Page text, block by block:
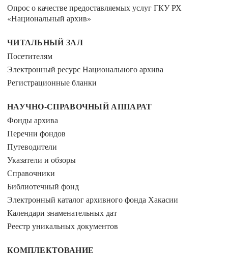
Опрос о качестве предоставляемых услуг ГКУ РХ
«Национальный архив»
ЧИТАЛЬНЫЙ ЗАЛ
Посетителям
Электронный ресурс Национального архива
Регистрационные бланки
НАУЧНО-СПРАВОЧНЫЙ АППАРАТ
Фонды архива
Перечни фондов
Путеводители
Указатели и обзоры
Справочники
Библиотечный фонд
Электронный каталог архивного фонда Хакасии
Календари знаменательных дат
Реестр уникальных документов
КОМПЛЕКТОВАНИЕ